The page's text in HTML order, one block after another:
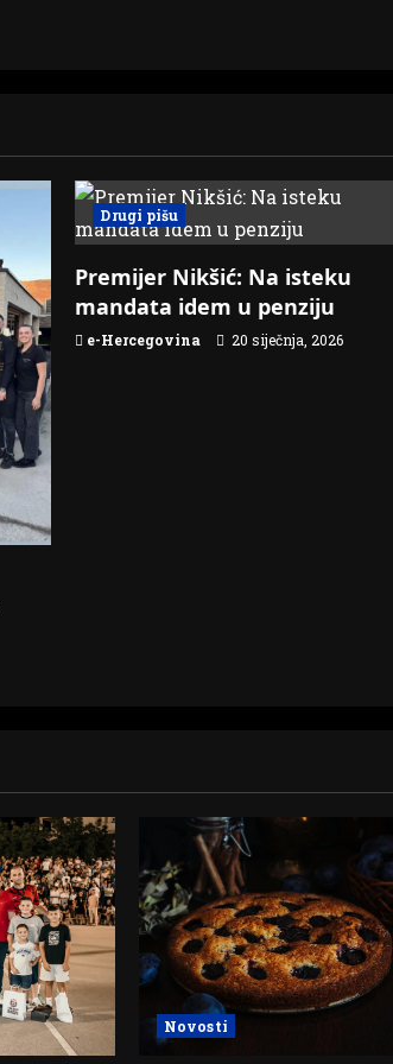
Drugi pišu
Premijer Nikšić: Na isteku
mandata idem u penziju
e-Hercegovina 20 siječnja, 2026
Novosti